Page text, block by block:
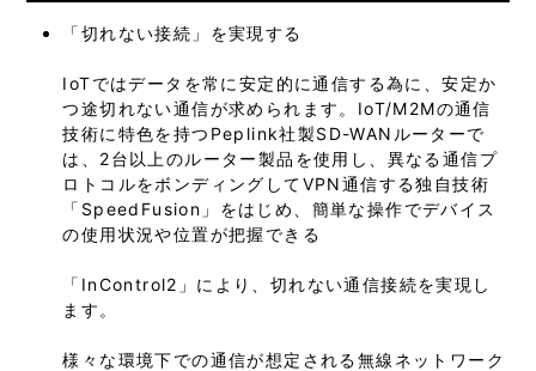
「切れない接続」を実現する
IoTではデータを常に安定的に通信する為に、安定か
つ途切れない通信が求められます。IoT/M2Mの通信
技術に特色を持つPeplink社製SD-WANルーターで
は、2台以上のルーター製品を使用し、異なる通信プ
ロトコルをボンディングしてVPN通信する独自技術
「SpeedFusion」をはじめ、簡単な操作でデバイス
の使用状況や位置が把握できる
「InControl2」により、切れない通信接続を実現し
ます。
様々な環境下での通信が想定される無線ネットワーク